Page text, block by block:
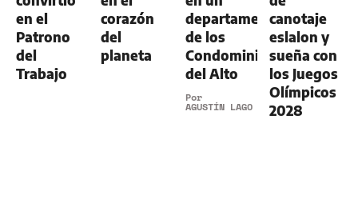
en el
Patrono
del
Trabajo
corazón
del
planeta
departamento
de los
Condominios
del Alto
Por
AGUSTÍN LAGO
canotaje
eslalon y
sueña con
los Juegos
Olímpicos
2028